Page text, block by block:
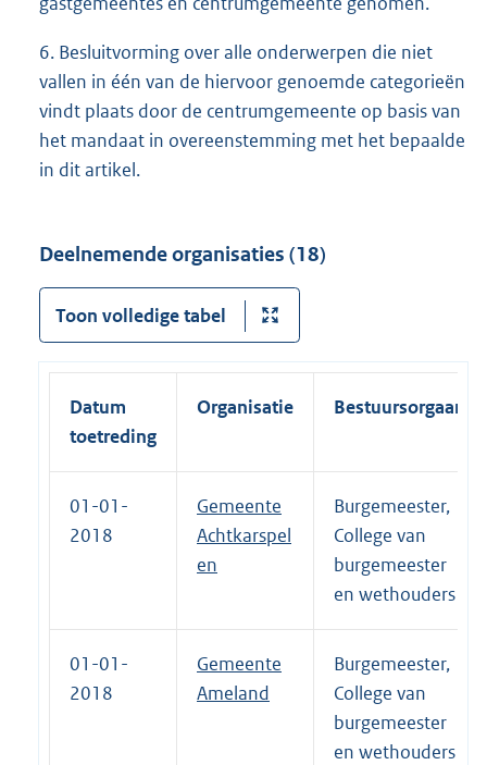
6. Besluitvorming over alle onderwerpen die niet
vallen in één van de hiervoor genoemde categorieën
vindt plaats door de centrumgemeente op basis van
het mandaat in overeenstemming met het bepaalde
in dit artikel.
Deelnemende organisaties (18)
Toon volledige tabel
Datum
toetreding
Organisatie Bestuursorgaan
01-01-
2018
Gemeente
Achtkarspel
en
Burgemeester,
College van
burgemeester
en wethouders
01-01-
2018
Gemeente
Ameland
Burgemeester,
College van
burgemeester
en wethouders